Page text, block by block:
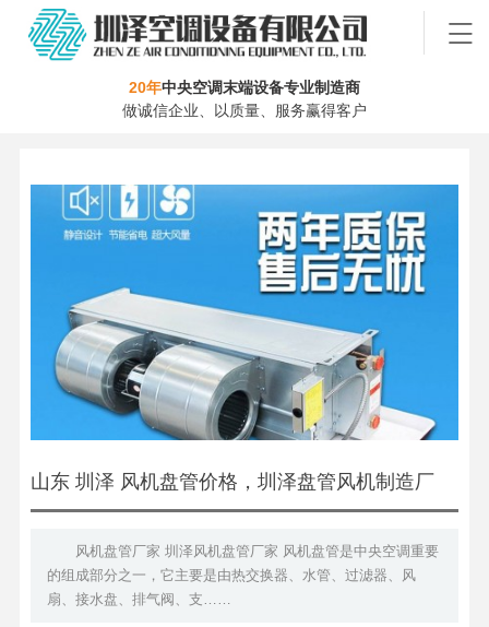
20年中央空调末端设备专业制造商
做诚信企业、以质量、服务赢得客户
山东 圳泽 风机盘管价格，圳泽盘管风机制造厂
风机盘管厂家 圳泽风机盘管厂家 风机盘管是中央空调重要
的组成部分之一，它主要是由热交换器、水管、过滤器、风
扇、接水盘、排气阀、支……